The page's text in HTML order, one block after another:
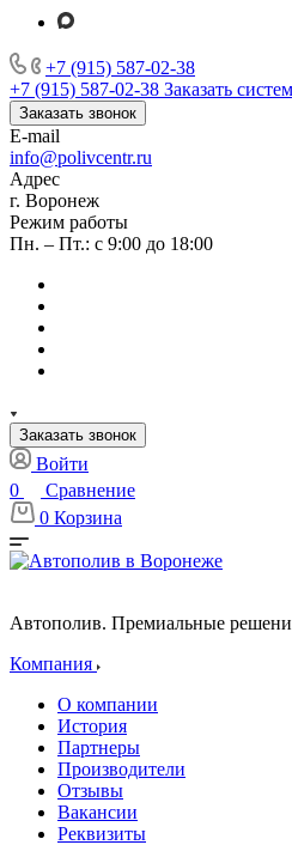
+7 (915) 587-02-38
+7 (915) 587-02-38 Заказать
Заказать звонок
E-mail
info@polivcentr.ru
Адрес
г. Воронеж
Режим работы
Пн. – Пт.: с 9:00 до 18:00
Заказать звонок
Войти
0
Сравнение
0 Корзина
Автополив. Премиальные
Компания
О компании
История
Партнеры
Производители
Отзывы
Вакансии
Реквизиты